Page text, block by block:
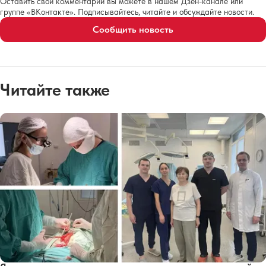
группе «ВКонтакте». Подписывайтесь, читайте и обсуждайте новости.
Сообщить новость
Читайте также